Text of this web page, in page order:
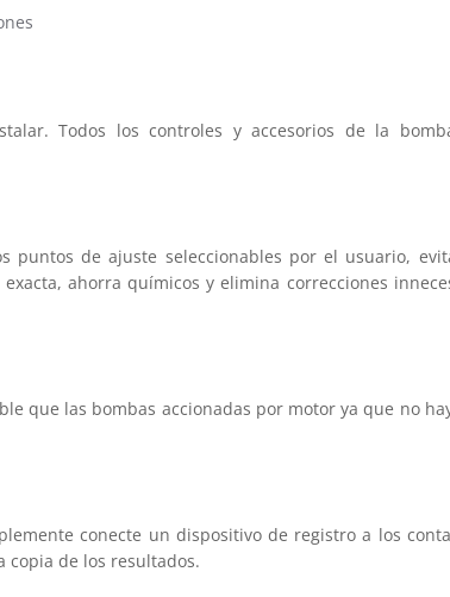
Todos los controles y accesorios de la
de ajuste seleccionables por el usuario,
ahorra químicos y elimina correcciones
que las bombas accionadas por motor ya que no
conecte un dispositivo de registro a los
de los resultados.